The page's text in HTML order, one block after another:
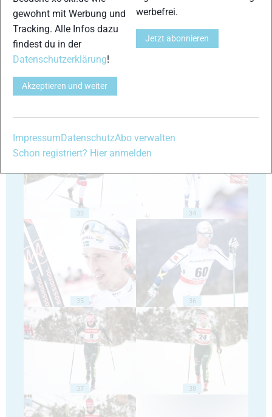
30
33 34
35 36
37 38
gewohnt mit Werbung und
Tracking. Alle Infos dazu
findest du in der
Datenschutzerklärung!
Akzeptieren und weiter
werbefrei.
Jetzt abonnieren
ImpressumDatenschutzAbo verwalten
Schon registriert? Hier anmelden